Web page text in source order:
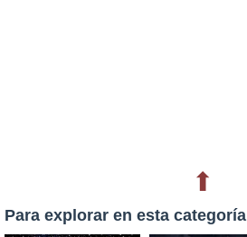
⬆
Para explorar en esta categoría